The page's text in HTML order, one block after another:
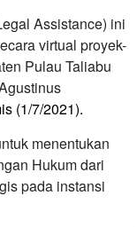
Assistance) ini
virtual proyek-
Pulau Taliabu
(1/7/2021).
menentukan
Hukum dari
pada instansi